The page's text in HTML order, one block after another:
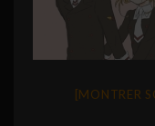
[MONTRER